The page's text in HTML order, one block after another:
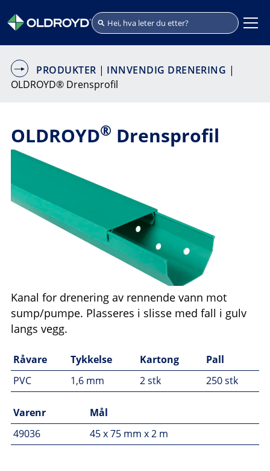
PRODUKTER | INNVENDIG DRENERING |
OLDROYD® Drensprofil
OLDROYD® Drensprofil
Kanal for drenering av rennende vann mot
sump/pumpe. Plasseres i slisse med fall i gulv
langs vegg.
Råvare Tykkelse Kartong
Pall
PVC
1,6 mm 2 stk 250 stk
Varenr
Mål
49036
45 x 75 mm x 2 m